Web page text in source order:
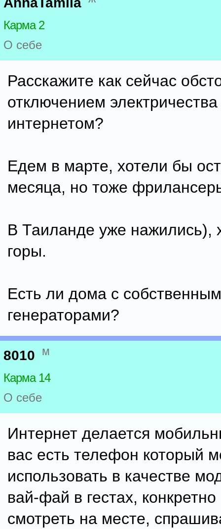
Карма 2
О себе
Расскажите как сейчас
отключением
интернетом?
Едем в марте, хотели бы
месяца, но тоже
В Таиланде уже нажились),
горы.
Есть ли дома с
генераторами?
8010 м
Карма 14
О себе
Интернет делается
вас есть телефон который
использовать в качестве
вай-фай в гестах,
смотреть на месте,